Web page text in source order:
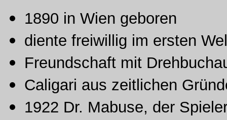
1890 in Wien geboren
diente freiwillig im ersten
Freundschaft mit
Caligari aus zeitlichen
1922 Dr. Mabuse, der